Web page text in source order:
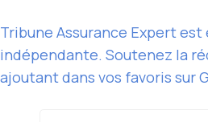
Tribune Assurance Expert
indépendante. Soutenez la
ajoutant dans vos favoris sur